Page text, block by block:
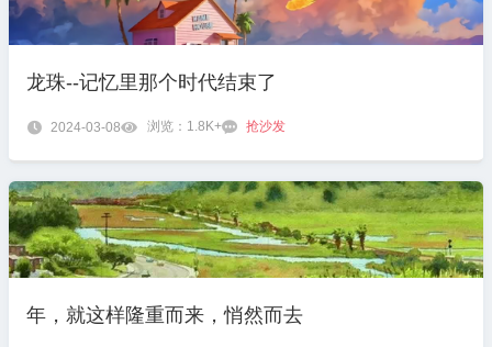
龙珠--记忆里那个时代结束了
 2024-03-08 浏览：1.8K+ 抢沙发
年，就这样隆重而来，悄然而去